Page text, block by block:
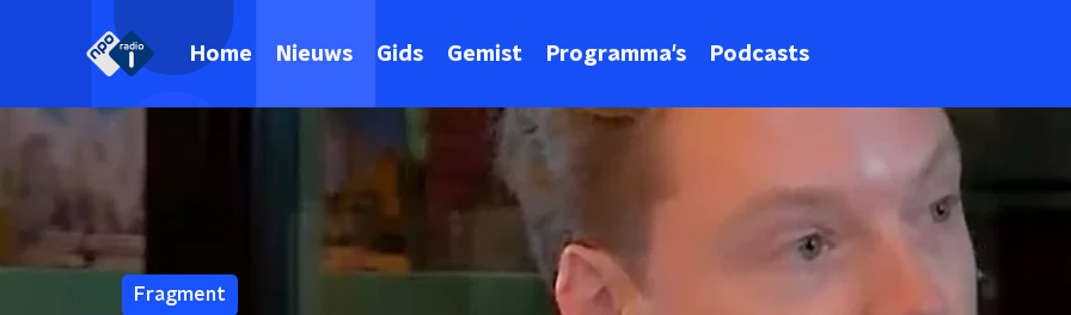
Home Nieuws Gids Gemist Programma's Podcasts
Fragment